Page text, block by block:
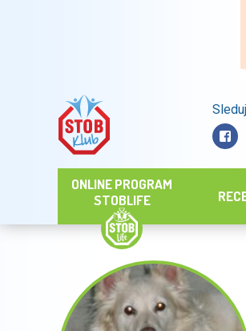
ONLINE PROGRAM
STOBLIFE